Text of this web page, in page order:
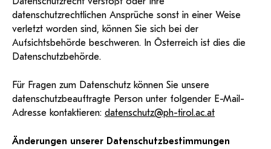
datenschutzrechtlichen Ansprüche sonst in einer Weise
verletzt worden sind, können Sie sich bei der
Aufsichtsbehörde beschweren. In Österreich ist dies die
Datenschutzbehörde.
Für Fragen zum Datenschutz können Sie unsere
datenschutzbeauftragte Person unter folgender E-Mail-
Adresse kontaktieren: datenschutz@ph-tirol.ac.at
Änderungen unserer Datenschutzbestimmungen